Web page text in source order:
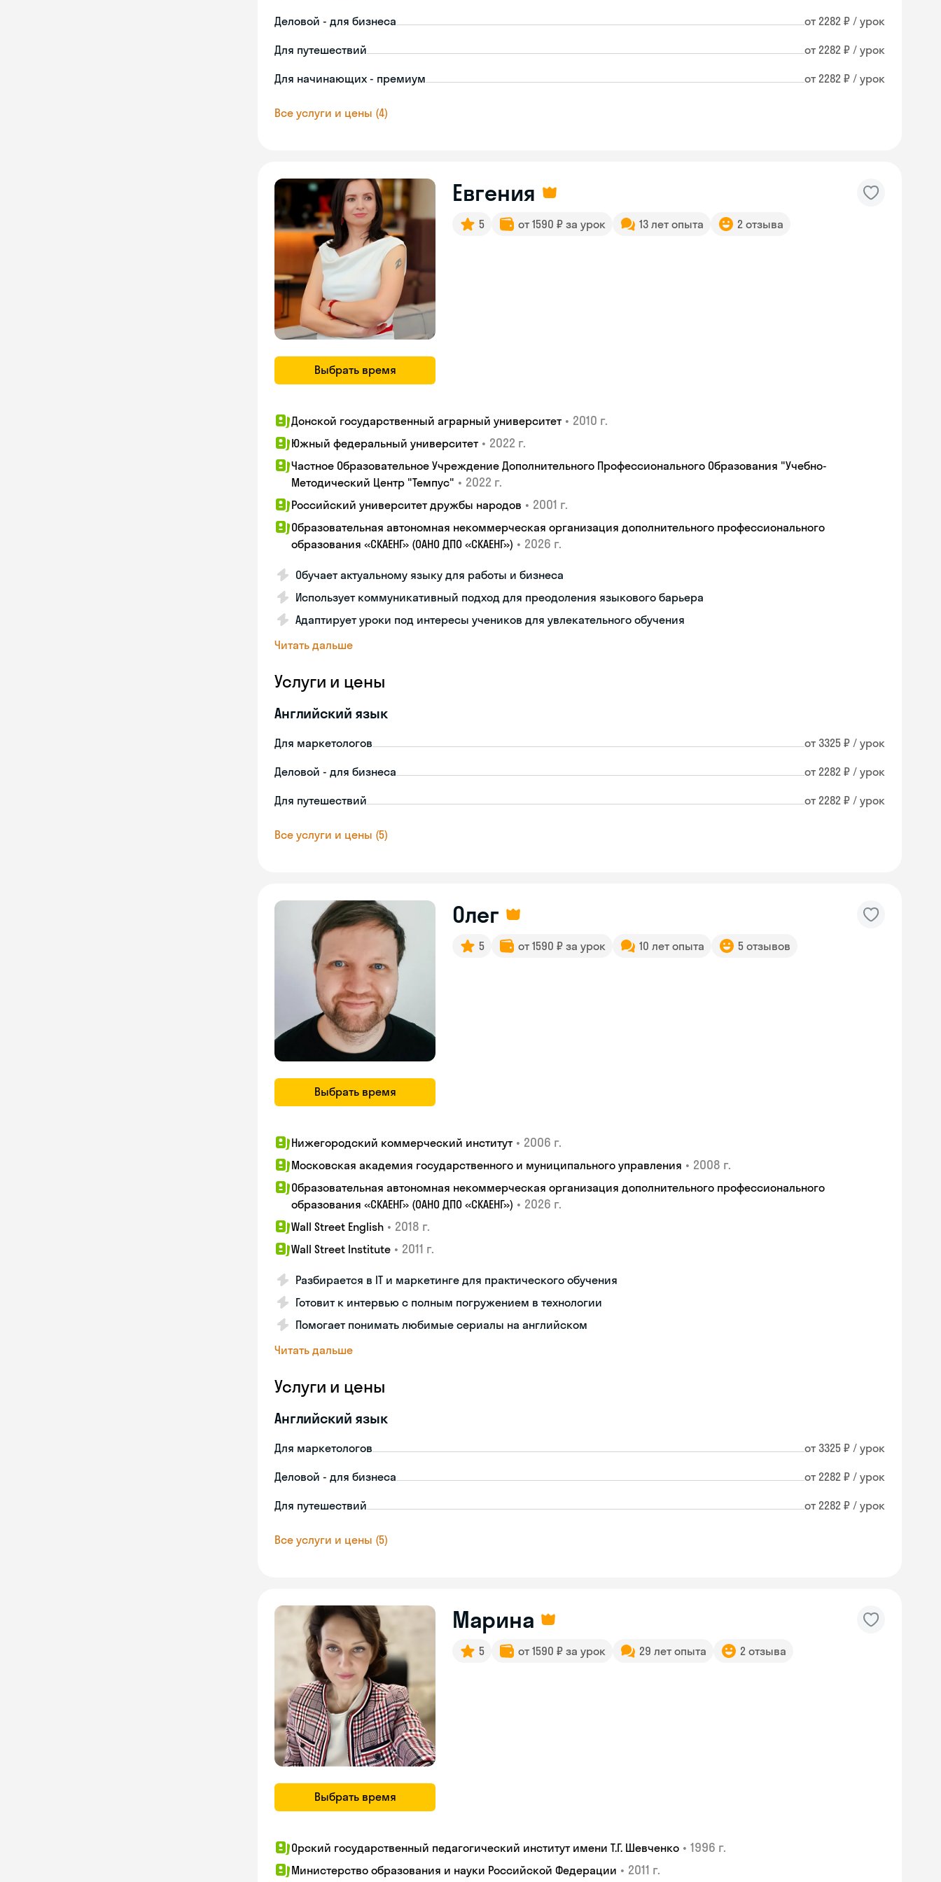
Деловой - для бизнеса от 2282 ₽ / урок
Для путешествий от 2282 ₽ / урок
Для начинающих - премиум от 2282 ₽ / урок
Все услуги и цены (4)
Выбрать время
Евгения
5 от 1590 ₽ за урок 13 лет опыта 2 отзыва
Донской государственный аграрный университет • 2010 г.
Южный федеральный университет • 2022 г.
Частное Образовательное Учреждение Дополнительного Профессионального Образования "Учебно-
Методический Центр "Темпус" • 2022 г.
Российский университет дружбы народов • 2001 г.
Образовательная автономная некоммерческая организация дополнительного профессионального
образования «СКАЕНГ» (ОАНО ДПО «СКАЕНГ») • 2026 г.
Обучает актуальному языку для работы и бизнеса
Использует коммуникативный подход для преодоления языкового барьера
Адаптирует уроки под интересы учеников для увлекательного обучения
Читать дальше
Услуги и цены
Английский язык
Для маркетологов от 3325 ₽ / урок
Деловой - для бизнеса от 2282 ₽ / урок
Для путешествий от 2282 ₽ / урок
Все услуги и цены (5)
Выбрать время
Олег
5 от 1590 ₽ за урок 10 лет опыта 5 отзывов
Нижегородский коммерческий институт • 2006 г.
Московская академия государственного и муниципального управления • 2008 г.
Образовательная автономная некоммерческая организация дополнительного профессионального
образования «СКАЕНГ» (ОАНО ДПО «СКАЕНГ») • 2026 г.
Wall Street English • 2018 г.
Wall Street Institute • 2011 г.
Разбирается в IT и маркетинге для практического обучения
Готовит к интервью с полным погружением в технологии
Помогает понимать любимые сериалы на английском
Читать дальше
Услуги и цены
Английский язык
Для маркетологов от 3325 ₽ / урок
Деловой - для бизнеса от 2282 ₽ / урок
Для путешествий от 2282 ₽ / урок
Все услуги и цены (5)
Выбрать время
Марина
5 от 1590 ₽ за урок 29 лет опыта 2 отзыва
Орский государственный педагогический институт имени Т.Г. Шевченко • 1996 г.
Министерство образования и науки Российской Федерации • 2011 г.